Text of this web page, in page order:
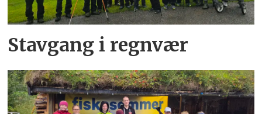
Stavgang i regnvær